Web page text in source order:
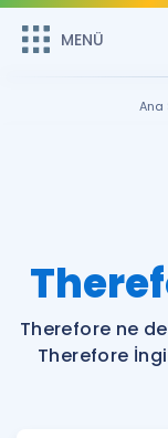
MENÜ
Remzi Hoca ile
MENÜ
Faydalı
Ana
Therefore ne
Therefore